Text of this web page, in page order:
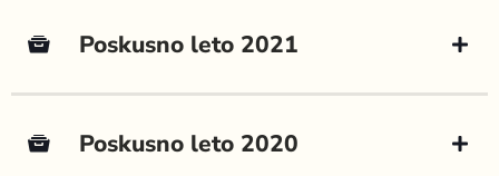
Poskusno leto 2021
Poskusno leto 2020
POSKUSI